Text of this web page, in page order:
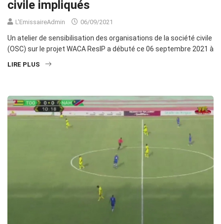
civile impliqués
L'EmissaireAdmin 06/09/2021
Un atelier de sensibilisation des organisations de la société civile
(OSC) sur le projet WACA ResIP a débuté ce 06 septembre 2021 à
LIRE PLUS